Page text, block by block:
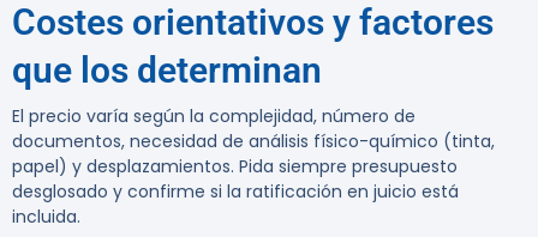
Costes orientativos y factores
que los determinan
El precio varía según la complejidad, número de
documentos, necesidad de análisis físico-químico (tinta,
papel) y desplazamientos. Pida siempre presupuesto
desglosado y confirme si la ratificación en juicio está
incluida.